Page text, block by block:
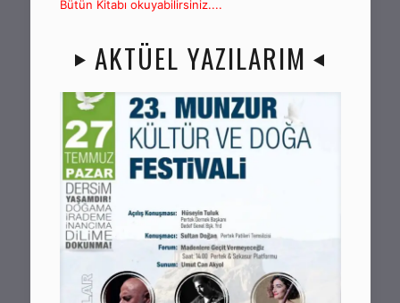
Bütün Kitabı okuyabilirsiniz....
AKTÜEL YAZILARIM